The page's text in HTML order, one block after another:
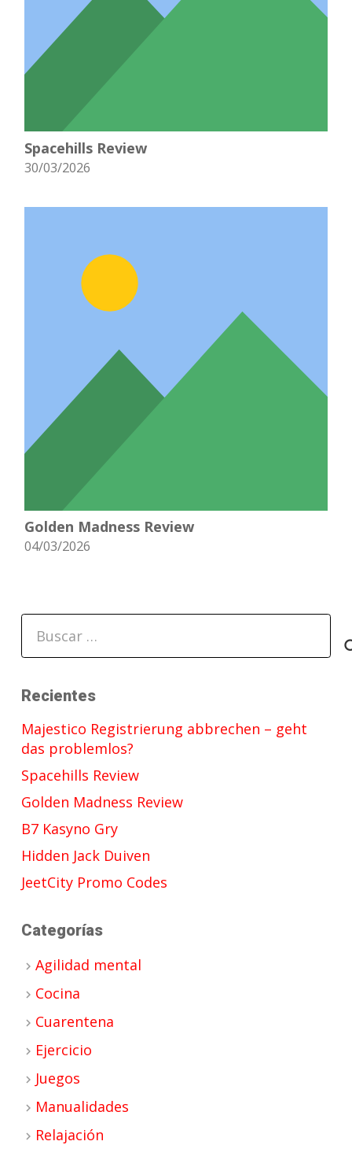
Spacehills Review
30/03/2026
Golden Madness Review
04/03/2026
Recientes
Majestico Registrierung abbrechen – geht
das problemlos?
Spacehills Review
Golden Madness Review
B7 Kasyno Gry
Hidden Jack Duiven
JeetCity Promo Codes
Categorías
Agilidad mental
Cocina
Cuarentena
Ejercicio
Juegos
Manualidades
Relajación